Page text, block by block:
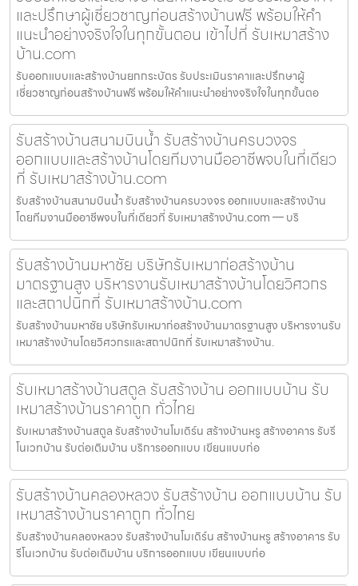
และปรึกษาผู้เชี่ยวชาญก่อนสร้างบ้านฟรี พร้อมให้คำ
แนะนำอย่างจริงใจในทุกขั้นตอน เข้าไปที่ รับเหมาสร้าง
บ้าน.com
รับออกแบบและสร้างบ้านยกกระบัตร รับประเมินราคาและปรึกษาผู้
เชี่ยวชาญก่อนสร้างบ้านฟรี พร้อมให้คำแนะนำอย่างจริงใจในทุกขั้นตอ
รับสร้างบ้านสนามบินน้ำ รับสร้างบ้านครบวงจร
ออกแบบและสร้างบ้านโดยทีมงานมืออาชีพจบในที่เดียว
ที่ รับเหมาสร้างบ้าน.com
รับสร้างบ้านสนามบินน้ำ รับสร้างบ้านครบวงจร ออกแบบและสร้างบ้าน
โดยทีมงานมืออาชีพจบในที่เดียวที่ รับเหมาสร้างบ้าน.com — บริ
รับสร้างบ้านมหาชัย บริษัทรับเหมาก่อสร้างบ้าน
มาตรฐานสูง บริหารงานรับเหมาสร้างบ้านโดยวิศวกร
และสถาปนิกที่ รับเหมาสร้างบ้าน.com
รับสร้างบ้านมหาชัย บริษัทรับเหมาก่อสร้างบ้านมาตรฐานสูง บริหารงานรับ
เหมาสร้างบ้านโดยวิศวกรและสถาปนิกที่ รับเหมาสร้างบ้าน.
รับเหมาสร้างบ้านสตูล รับสร้างบ้าน ออกแบบบ้าน รับ
เหมาสร้างบ้านราคาถูก ทั่วไทย
รับเหมาสร้างบ้านสตูล รับสร้างบ้านโมเดิร์น สร้างบ้านหรู สร้างอาคาร รับรี
โนเวทบ้าน รับต่อเติมบ้าน บริการออกแบบ เขียนแบบก่อ
รับสร้างบ้านคลองหลวง รับสร้างบ้าน ออกแบบบ้าน รับ
เหมาสร้างบ้านราคาถูก ทั่วไทย
รับสร้างบ้านคลองหลวง รับสร้างบ้านโมเดิร์น สร้างบ้านหรู สร้างอาคาร รับ
รีโนเวทบ้าน รับต่อเติมบ้าน บริการออกแบบ เขียนแบบก่อ